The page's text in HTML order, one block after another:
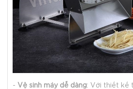
- Vệ sinh máy dễ dàng: Với thiết kế